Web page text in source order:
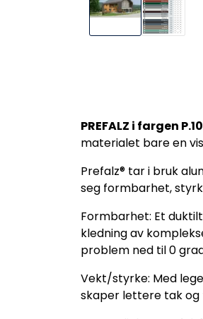
PREFALZ i fargen
materialet bare en
Prefalz® tar i bruk
seg formbarhet,
Formbarhet: Et
kledning av
problem ned til 0
Vekt/styrke: Med
skaper lettere tak og